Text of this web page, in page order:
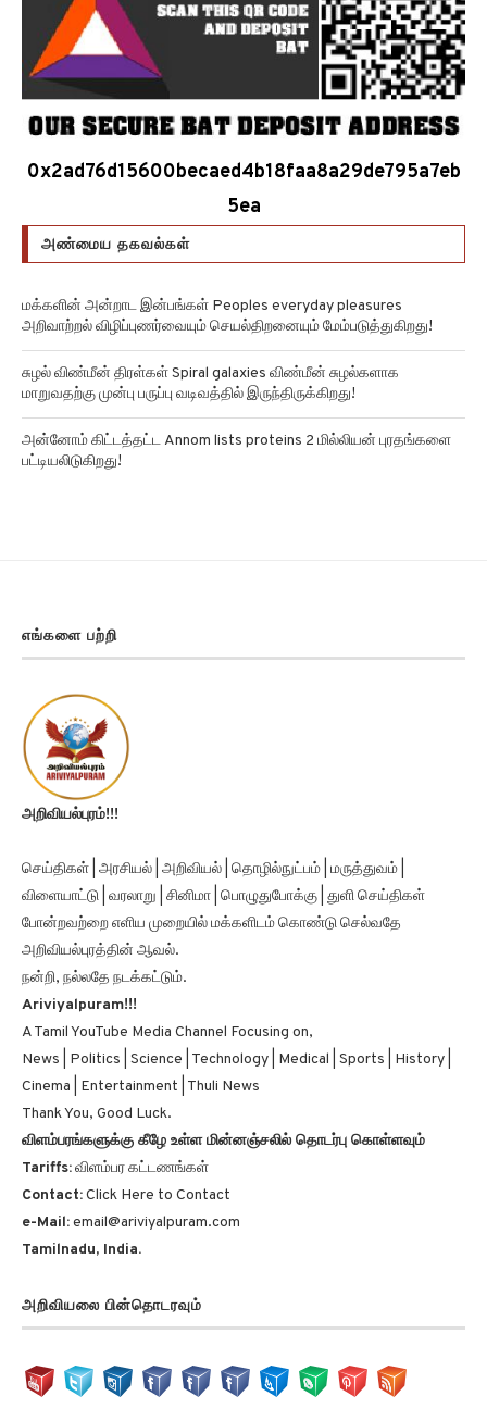
0x2ad76d15600becaed4b18faa8a29de795a7eb
5ea
அண்மைய தகவல்கள்
மக்களின் அன்றாட இன்பங்கள் Peoples everyday pleasures
அறிவாற்றல் விழிப்புணர்வையும் செயல்திறனையும் மேம்படுத்துகிறது!
சுழல் விண்மீன் திரள்கள் Spiral galaxies விண்மீன் சுழல்களாக
மாறுவதற்கு முன்பு பருப்பு வடிவத்தில் இருந்திருக்கிறது!
அன்னோம் கிட்டத்தட்ட Annom lists proteins 2 மில்லியன் புரதங்களை
பட்டியலிடுகிறது!
எங்களை பற்றி
அறிவியல்புரம்!!!
செய்திகள் | அரசியல் | அறிவியல் | தொழில்நுட்பம் | மருத்துவம் |
விளையாட்டு | வரலாறு | சினிமா | பொழுதுபோக்கு | துளி செய்திகள்
போன்றவற்றை எளிய முறையில் மக்களிடம் கொண்டு செல்வதே
அறிவியல்புரத்தின் ஆவல்.
நன்றி, நல்லதே நடக்கட்டும்.
Ariviyalpuram!!!
A Tamil YouTube Media Channel Focusing on,
News | Politics | Science | Technology | Medical | Sports | History |
Cinema | Entertainment | Thuli News
Thank You, Good Luck.
விளம்பரங்களுக்கு கீழே உள்ள மின்னஞ்சலில் தொடர்பு கொள்ளவும்
Tariffs:
விளம்பர கட்டணங்கள்
Contact:
Click Here to Contact
e-Mail:
email@ariviyalpuram.com
Tamilnadu, India.
அறிவியலை பின்தொடரவும்